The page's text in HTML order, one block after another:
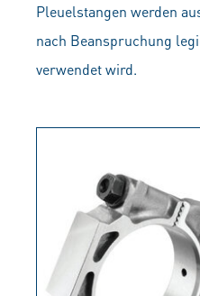
Pleuelstangen werden
nach Beanspruchung
verwendet wird.